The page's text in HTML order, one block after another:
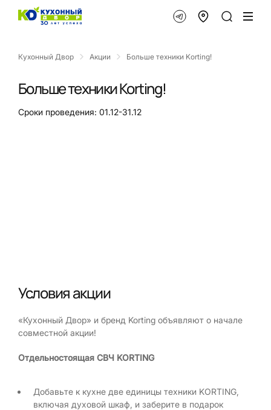
Кухонный Двор Акции Больше техники Korting!
Больше техники Korting!
Сроки проведения: 01.12-31.12
Условия акции
«Кухонный Двор» и бренд Korting объявляют о начале
совместной акции!
Отдельностоящая СВЧ KORTING
Добавьте к кухне две единицы техники KORTING,
включая духовой шкаф, и заберите в подарок